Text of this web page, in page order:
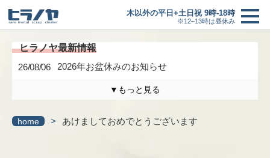
木以外の平日+土日祝 9時-18時
※12–13時は昼休み
買取価格 ＋
26/08/06 2026年お盆休みのお知らせ
▼もっと見る
home > あけましておめでとうございます